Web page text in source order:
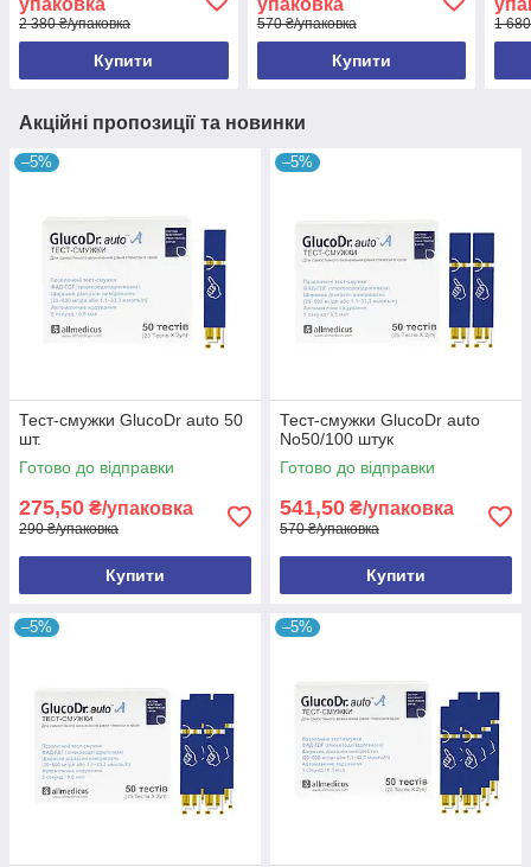
упаковка
2 380 ₴/упаковка
Купити
упаковка
570 ₴/упаковка
Купити
1
Акційні пропозиції та новинки
–5%
Тест-смужки GlucoDr auto 50
шт.
Готово до відправки
275,50 ₴/упаковка
290 ₴/упаковка
Купити
–5%
Тест-смужки GlucoDr auto
No50/100 штук
Готово до відправки
541,50 ₴/упаковка
570 ₴/упаковка
Купити
–5% –5%